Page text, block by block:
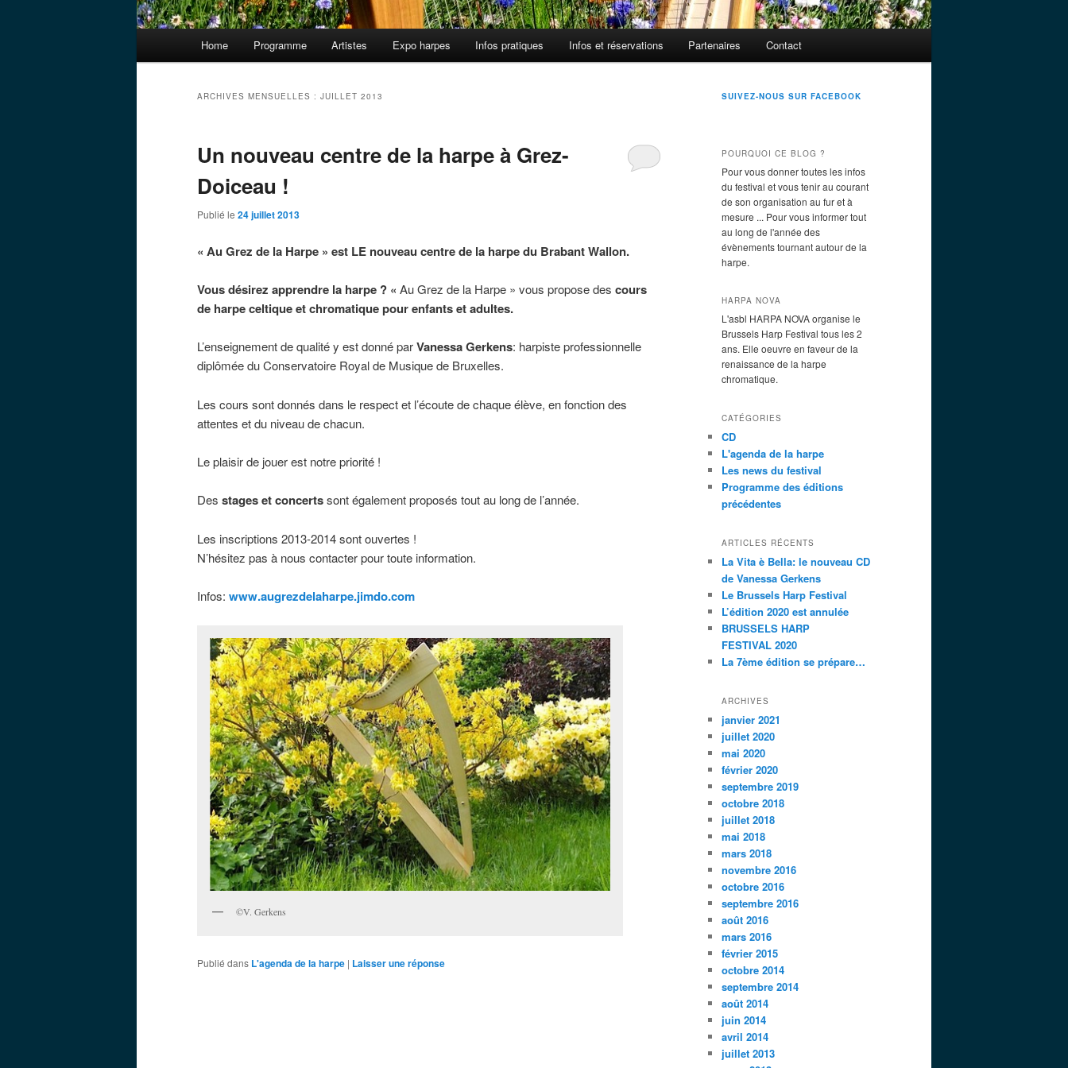
Home Programme Artistes Expo harpes Infos pratiques Infos et réservations Partenaires Contact
ARCHIVES MENSUELLES : JUILLET 2013
Un nouveau centre de la harpe à Grez-
Doiceau !
Publié le 24 juillet 2013
« Au Grez de la Harpe » est LE nouveau centre de la harpe du Brabant Wallon.
Vous désirez apprendre la harpe ? « Au Grez de la Harpe » vous propose des cours
de harpe celtique et chromatique pour enfants et adultes.
L’enseignement de qualité y est donné parVanessa Gerkens: harpiste professionnelle
diplômée du Conservatoire Royal de Musique de Bruxelles.
Les cours sont donnés dans le respect et l’écoute de chaque élève, en fonction des
attentes et du niveau de chacun.
Le plaisir de jouer est notre priorité !
Des stages et concertssont également proposés tout au long de l’année.
Les inscriptions 2013-2014 sont ouvertes !
N’hésitez pas à nous contacter pour toute information.
Infos: www.augrezdelaharpe.jimdo.com
©V. Gerkens
Publié dans L'agenda de la harpe | Laisser une réponse
SUIVEZ-NOUS SUR FACEBOOK
POURQUOI CE BLOG ?
Pour vous donner toutes les infos
du festival et vous tenir au courant
de son organisation au fur et à
mesure ... Pour vous informer tout
au long de l'année des
évènements tournant autour de la
harpe.
HARPA NOVA
L'asbl HARPA NOVA organise le
Brussels Harp Festival tous les 2
ans. Elle oeuvre en faveur de la
renaissance de la harpe
chromatique.
CATÉGORIES
CD
L'agenda de la harpe
Les news du festival
Programme des éditions
précédentes
ARTICLES RÉCENTS
La Vita è Bella: le nouveau CD
de Vanessa Gerkens
Le Brussels Harp Festival
L’édition 2020 est annulée
BRUSSELS HARP
FESTIVAL 2020
La 7ème édition se prépare…
ARCHIVES
janvier 2021
juillet 2020
mai 2020
février 2020
septembre 2019
octobre 2018
juillet 2018
mai 2018
mars 2018
novembre 2016
octobre 2016
septembre 2016
août 2016
mars 2016
février 2015
octobre 2014
septembre 2014
août 2014
juin 2014
avril 2014
juillet 2013